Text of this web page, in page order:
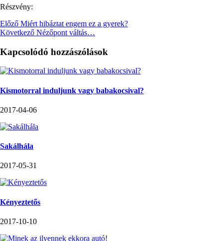
Részvény:
Előző Miért hibáztat engem ez a gyerek?
Következő Nézőpont váltás…
Kapcsolódó hozzászólások
Kismotorral induljunk vagy babakocsival?
2017-04-06
Sakálhála
2017-05-31
Kényeztetős
2017-10-10